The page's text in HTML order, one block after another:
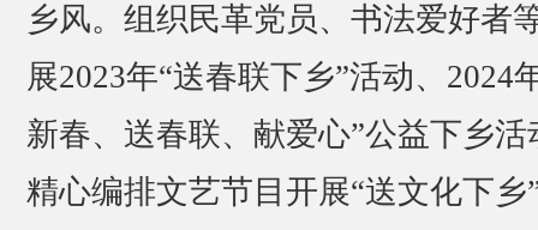
乡风。组织民革党员、书法爱好者
展2023年“送春联下乡”活动、2024
新春、送春联、献爱心”公益下乡活
精心编排文艺节目开展“送文化下乡